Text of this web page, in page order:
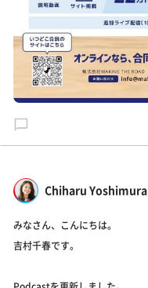
Chiharu Yoshimura
みなさん、こんにちは。
吉村千春です。